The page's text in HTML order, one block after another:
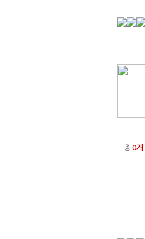
총 0개